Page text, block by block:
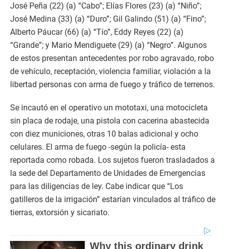
José Peña (22) (a) “Cabo”; Elías Flores (23) (a) “Niño”;
José Medina (33) (a) “Duro”; Gil Galindo (51) (a) “Fino”;
Alberto Páucar (66) (a) “Tío”, Eddy Reyes (22) (a)
“Grande”; y Mario Mendiguete (29) (a) “Negro”. Algunos
de estos presentan antecedentes por robo agravado, robo
de vehículo, receptación, violencia familiar, violación a la
libertad personas con arma de fuego y tráfico de terrenos.
Se incautó en el operativo un mototaxi, una motocicleta
sin placa de rodaje, una pistola con cacerina abastecida
con diez municiones, otras 10 balas adicional y ocho
celulares. El arma de fuego -según la policía- esta
reportada como robada. Los sujetos fueron trasladados a
la sede del Departamento de Unidades de Emergencias
para las diligencias de ley. Cabe indicar que “Los
gatilleros de la irrigación” estarían vinculados al tráfico de
tierras, extorsión y sicariato.